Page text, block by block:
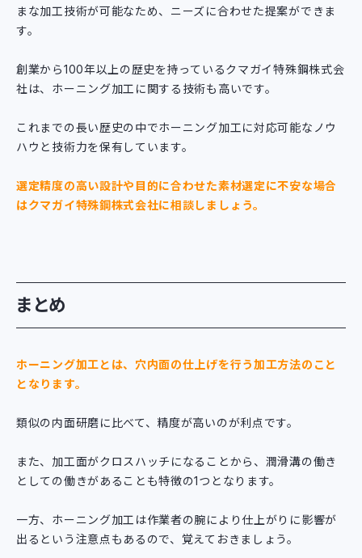
まな加工技術が可能なため、ニーズに合わせた提案ができま
す。
創業から100年以上の歴史を持っているクマガイ特殊鋼株式会
社は、ホーニング加工に関する技術も高いです。
これまでの長い歴史の中でホーニング加工に対応可能なノウ
ハウと技術力を保有しています。
選定精度の高い設計や目的に合わせた素材選定に不安な場合
はクマガイ特殊鋼株式会社に相談しましょう。
まとめ
ホーニング加工とは、穴内面の仕上げを行う加工方法のこと
となります。
類似の内面研磨に比べて、精度が高いのが利点です。
また、加工面がクロスハッチになることから、潤滑溝の働き
としての働きがあることも特徴の1つとなります。
一方、ホーニング加工は作業者の腕により仕上がりに影響が
出るという注意点もあるので、覚えておきましょう。